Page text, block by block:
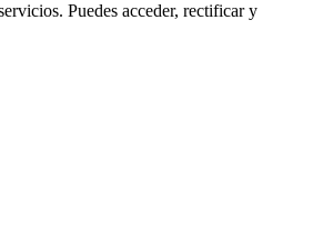
Puedes acceder, rectificar y